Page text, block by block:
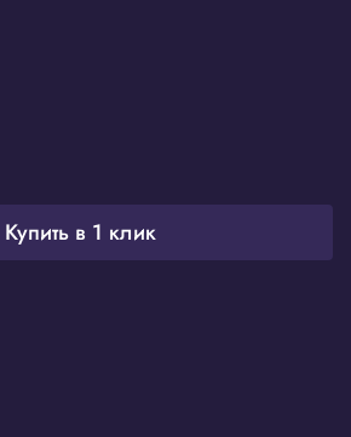
Купить в 1 клик